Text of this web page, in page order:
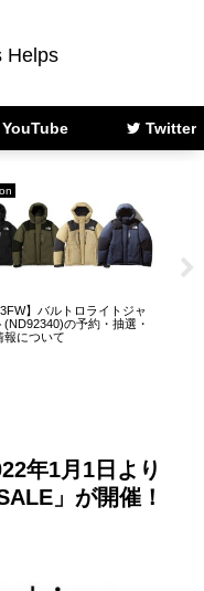
Helps
Twitter
】バルトロライトジャ
(ND92340)の予約・抽選・
報について
年1月1日より
」が開催！